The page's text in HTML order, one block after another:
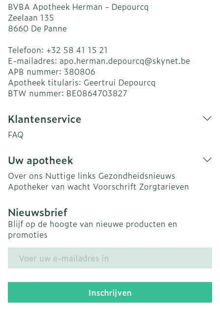
BVBA Apotheek Herman - Depourcq
Zeelaan 135
8660 De Panne
Telefoon: +32 58 41 15 21
E-mailadres: apo.herman.depourcq@skynet.be
APB nummer: 380806
Apotheek titularis: Geertrui Depourcq
BTW nummer: BE0864703827
Klantenservice
FAQ
Uw apotheek
Over ons Nuttige links Gezondheidsnieuws
Apotheker van wacht Voorschrift Zorgtarieven
Nieuwsbrief
Blijf op de hoogte van nieuwe producten en
promoties
Inschrijven